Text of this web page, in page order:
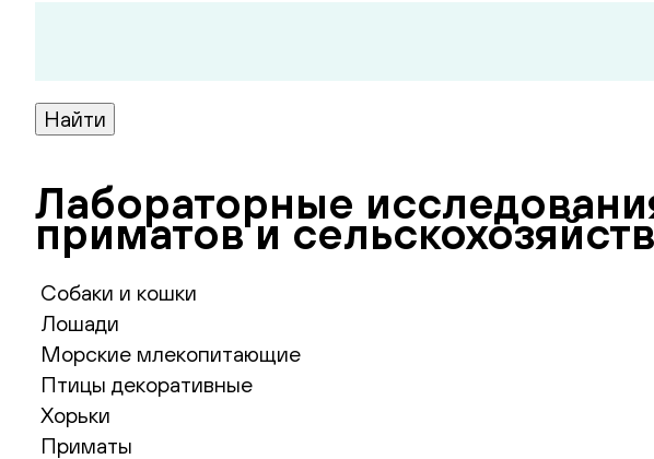
Лабораторные
приматов и
Собаки и кошки
Лошади
Морские млекопитающие
Птицы декоративные
Хорьки
Приматы